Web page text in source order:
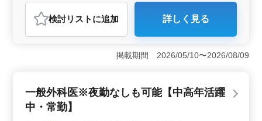
おすすめポイント
＜経験・資格の優遇条件＞ 歯科医師免許をお持ちで、
歯科医師としての実務経験が5年以上ある方を募集してい
ます。40代以上のベテラン層を積極採用し、経験豊富な
方々のご応募をお待ちしています。歯科医療の最前線で
の治療、予防歯科、口腔ケアや審美歯科、歯列矯正、歯
科検診などの業務を担当します。柔軟な勤務日の相談が
可能であり、また、自費診療経験者やインプラント経験
検討リスト に追加 詳しく見る
掲載期間 2026/05/10〜2026/08/09
一般外科医※夜勤なしも可能【中高年活躍
中・常勤】